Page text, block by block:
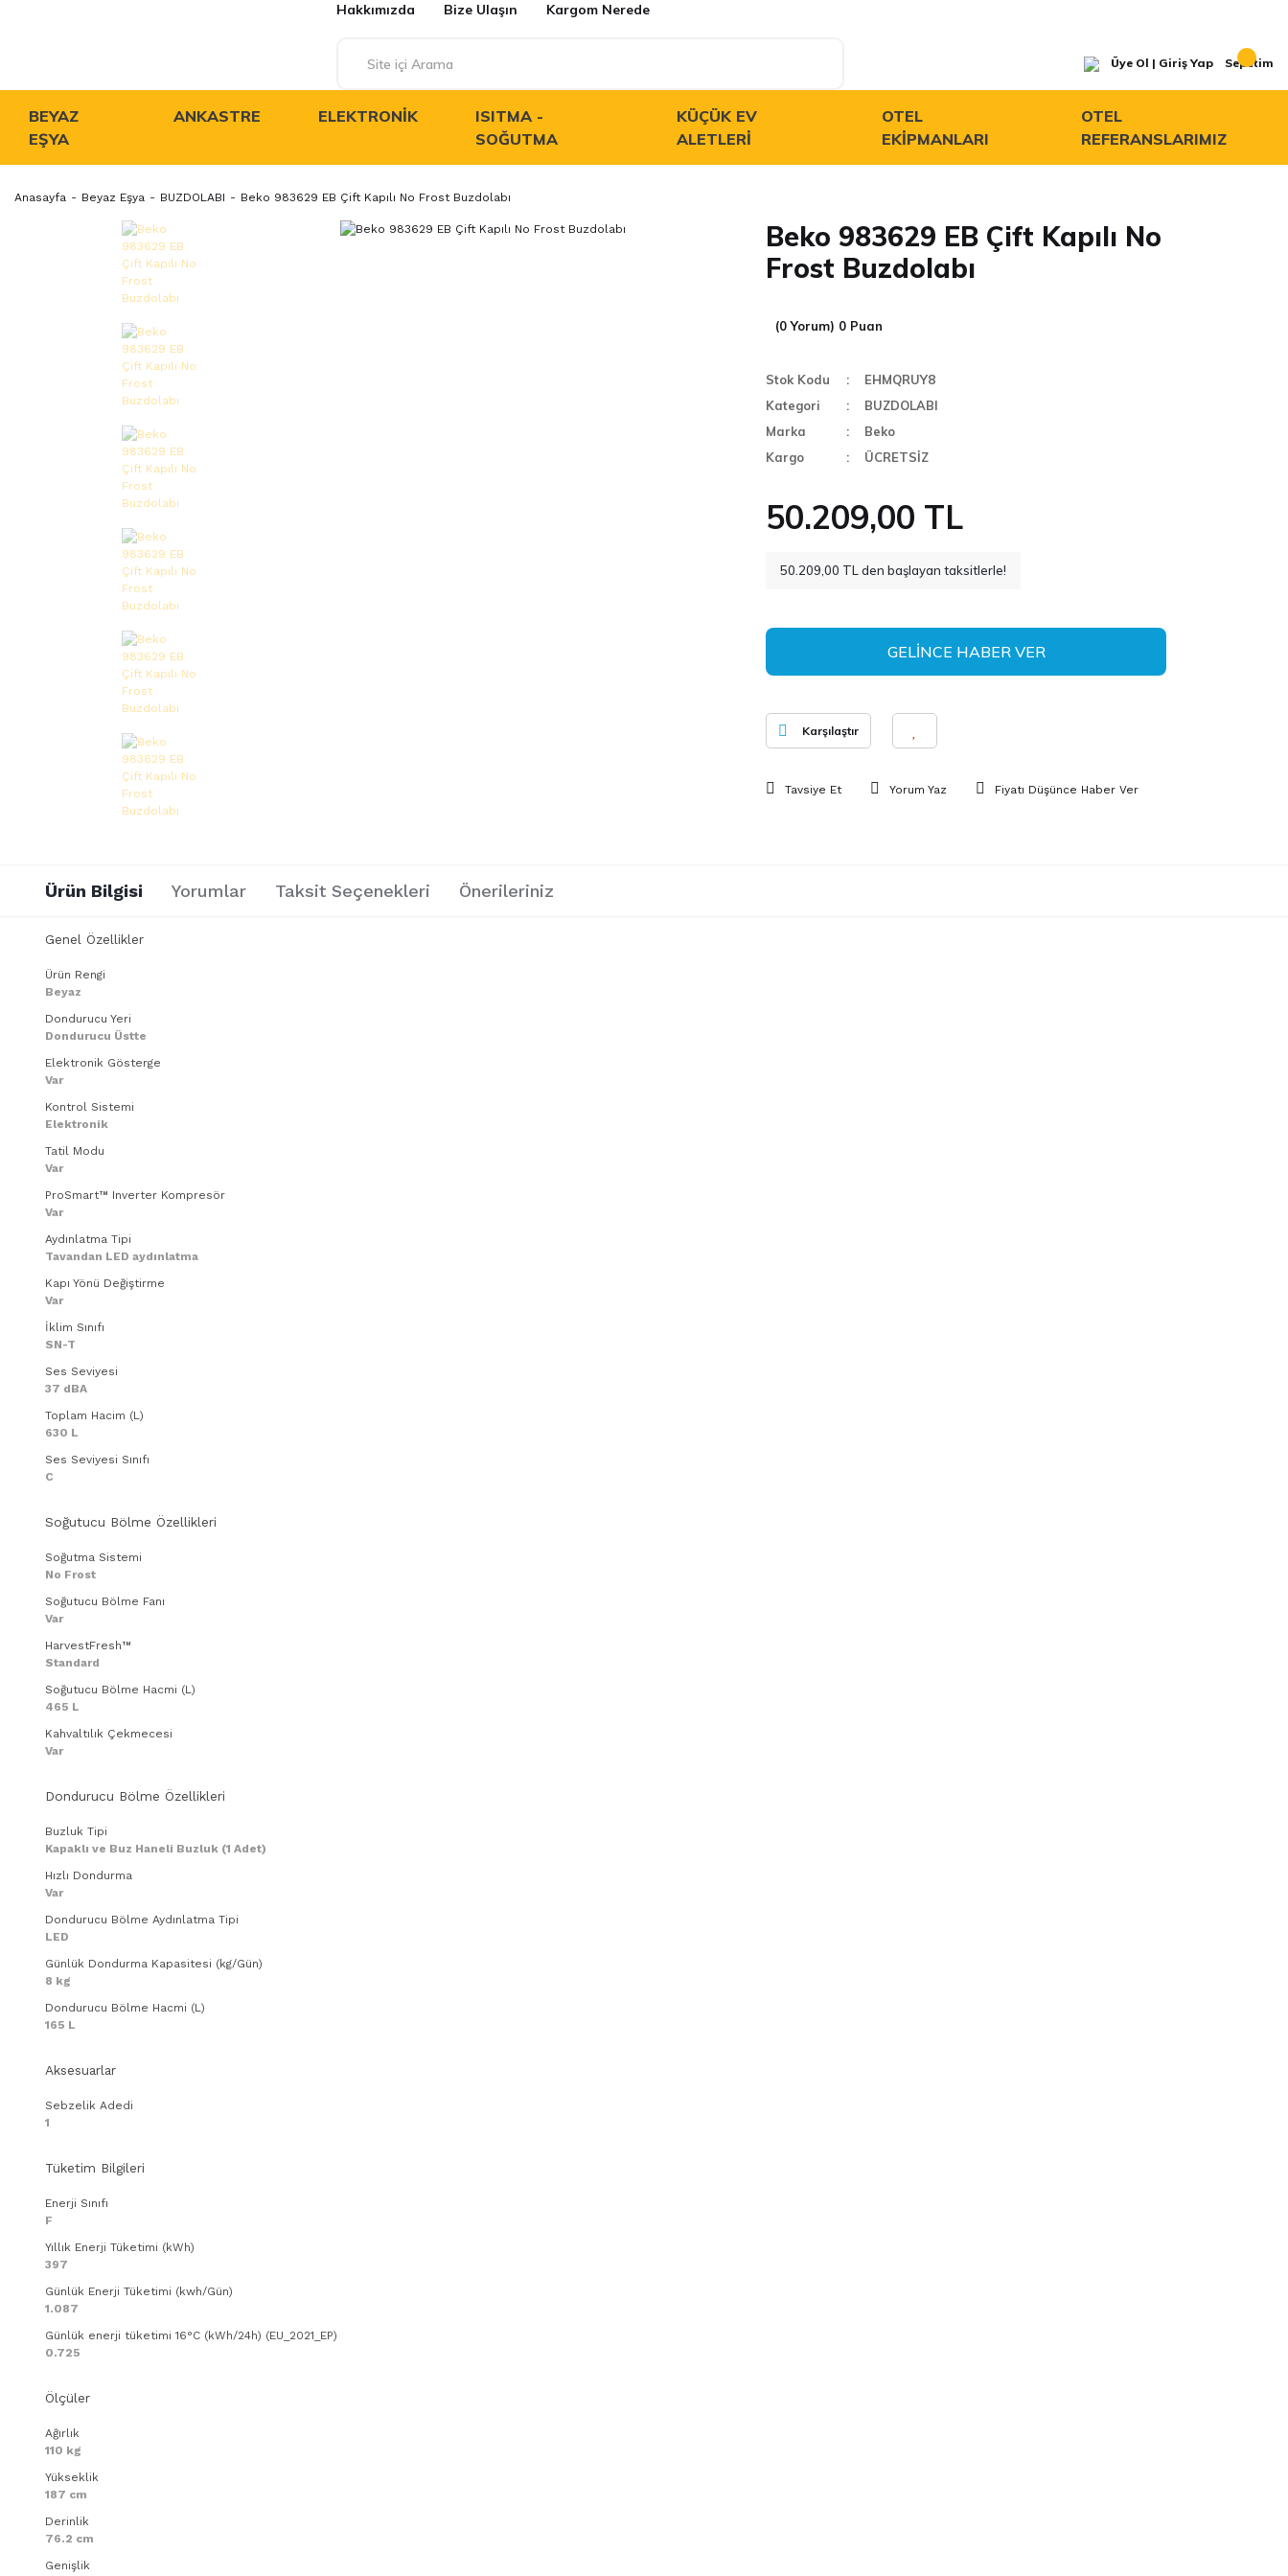
Hakkımızda Bize Ulaşın Kargom Nerede
Üye Ol | Giriş Yap Sepetim
BEYAZ
EŞYA
ANKASTRE ELEKTRONIK
ISITMA -
SOĞUTMA
KÜÇÜK EV
ALETLERI
OTEL
EKİPMANLARI
OTEL
REFERANSLARIMIZ
Anasayfa Beyaz Eşya BUZDOLABI Beko 983629 EB Çift Kapılı No Frost Buzdolabı
Beko 983629 EB Çift Kapılı No
Frost Buzdolabı
(0 Yorum) 0 Puan
Stok Kodu
EHMQRUY8
Kategori
BUZDOLABI
Marka
Beko
Kargo
ÜCRETSİZ
50.209,00 TL
50.209,00 TL den başlayan taksitlerle!
GELİNCE HABER VER
Karşılaştır
Tavsiye Et Yorum Yaz Fiyatı Düşünce Haber Ver
Ürün Bilgisi Yorumlar Taksit Seçenekleri Önerileriniz
Genel Özellikler
Ürün Rengi
Beyaz
Dondurucu Yeri
Dondurucu Üstte
Elektronik Gösterge
Var
Kontrol Sistemi
Elektronik
Tatil Modu
Var
ProSmart™ Inverter Kompresör
Var
Aydınlatma Tipi
Tavandan LED aydınlatma
Kapı Yönü Değiştirme
Var
İklim Sınıfı
SN-T
Ses Seviyesi
37 dBA
Toplam Hacim (L)
630 L
Ses Seviyesi Sınıfı
C
Soğutucu Bölme Özellikleri
Soğutma Sistemi
No Frost
Soğutucu Bölme Fanı
Var
HarvestFresh™
Standard
Soğutucu Bölme Hacmi (L)
465 L
Kahvaltılık Çekmecesi
Var
Dondurucu Bölme Özellikleri
Buzluk Tipi
Kapaklı ve Buz Haneli Buzluk (1 Adet)
Hızlı Dondurma
Var
Dondurucu Bölme Aydınlatma Tipi
LED
Günlük Dondurma Kapasitesi (kg/Gün)
8 kg
Dondurucu Bölme Hacmi (L)
165 L
Aksesuarlar
Sebzelik Adedi
1
Tüketim Bilgileri
Enerji Sınıfı
F
Yıllık Enerji Tüketimi (kWh)
397
Günlük Enerji Tüketimi (kwh/Gün)
1.087
Günlük enerji tüketimi 16°C (kWh/24h) (EU_2021_EP)
0.725
Ölçüler
Ağırlık
110 kg
Yükseklik
187 cm
Derinlik
76.2 cm
Genişlik